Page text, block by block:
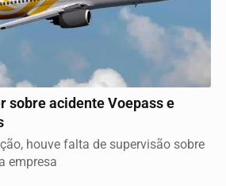
sobre acidente Voepass e
houve falta de supervisão sobre
empresa